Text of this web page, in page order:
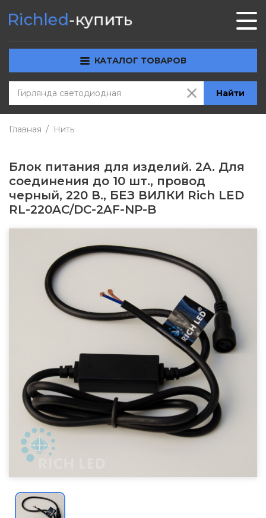
КАТАЛОГ ТОВАРОВ
Найти
Главная Нить
Блок питания для изделий. 2А. Для
соединения до 10 шт., провод
черный, 220 В., БЕЗ ВИЛКИ Rich LED
RL-220AC/DC-2AF-NP-B